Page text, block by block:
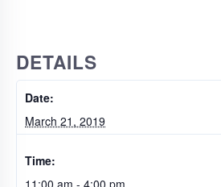
DETAILS
Date:
March 21, 2019
Time: